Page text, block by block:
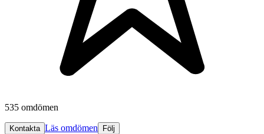
535 omdömen
Kontakta Läs omdömen Följ